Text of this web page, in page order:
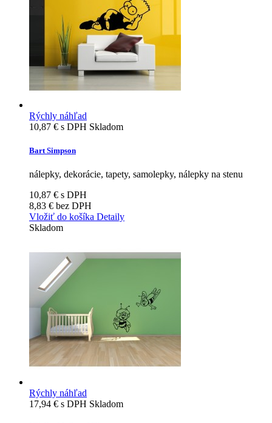
Rýchly náhľad
10,87 € s DPH Skladom
Bart Simpson
nálepky, dekorácie, tapety, samolepky, nálepky na stenu
10,87 € s DPH
8,83 € bez DPH
Vložiť do košíka Detaily
Skladom
Rýchly náhľad
17,94 € s DPH Skladom